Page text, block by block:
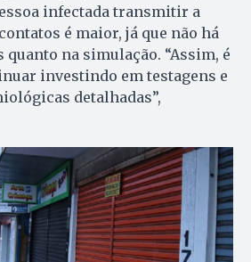
infectada transmitir a
é maior, já que não há
na simulação. “Assim, é
investindo em testagens e
detalhadas”,